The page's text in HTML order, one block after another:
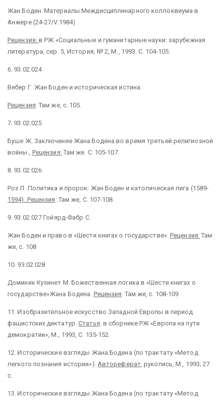
Жан Боден. Материалы Междисциплинарного коллоквиума в
Анжере (24-27/V.1984)
Рецензия: в РЖ «Социальные и гуманитарные науки: зарубежная
литература, сер. 5, История; № 2, М., 1993. С. 104-105.
6. 93.02.024
Вебер Г. Жан Боден и историческая истина.
Рецензия: Там же, с. 105.
7. 93.02.025
Буше Ж. Заключение Жана Бодена во время третьей религиозной
войны., Рецензия:Там же. С. 105-107.
8. 93.02.026
Роз Л. Политика и пророк: Жан Боден и католическая лига (1589-
1594). Рецензия : Там же, С. 107-108
9. 93.02.027 Гойярд-Фабр С.
Жан Боден и право в «Шести книгах о государстве». Рецензия:Там
же, с. 108
10. 93.02.028
Доминик Кузинет М. Божественная логика в «Шести книгах о
государстве»Жана Бодена. Рецензия: Там же, с. 108-109
11. Изобразительное искусство Западной Европы в период
фашистских диктатур.Статья: в сборнике РЖ «Европа на пути
демократии», М., 1993, С. 135-152.
12. Исторические взгляды Жана Бодена (по трактату «Метод
легкого познания истории»). Автореферат, рукопись, М., 1993; 27
с.
13. Исторические взгляды Жана Бодена (по трактату «Метод